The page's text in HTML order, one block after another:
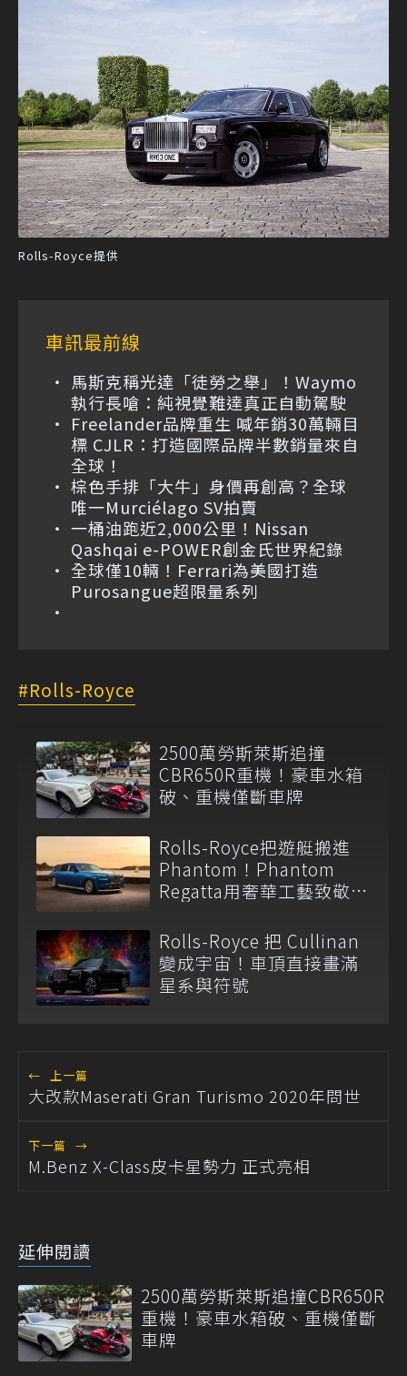
Rolls-Royce提供
車訊最前線
馬斯克稱光達「徒勞之舉」！Waymo
執行長嗆：純視覺難達真正自動駕駛
Freelander品牌重生 喊年銷30萬輛目
標 CJLR：打造國際品牌半數銷量來自
全球！
棕色手排「大牛」身價再創高？全球
唯一Murciélago SV拍賣
一桶油跑近2,000公里！Nissan
Qashqai e-POWER創金氏世界紀錄
全球僅10輛！Ferrari為美國打造
Purosangue超限量系列
Rolls-Royce
2500萬勞斯萊斯追撞
CBR650R重機！豪車水箱
破、重機僅斷車牌
Rolls-Royce把遊艇搬進
Phantom！Phantom
Regatta用奢華工藝致敬英
Rolls-Royce 把 Cullinan
變成宇宙！車頂直接畫滿
星系與符號
← 上一篇
大改款Maserati Gran Turismo 2020年問世
下一篇 →
M.Benz X-Class皮卡星勢力 正式亮相
延伸閱讀
2500萬勞斯萊斯追撞CBR650R
重機！豪車水箱破、重機僅斷
車牌